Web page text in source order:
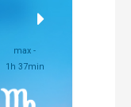
max -
1h 37min